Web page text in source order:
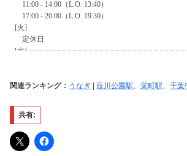
関連ランキング： うなぎ 葭川公園駅、 栄町駅、 千葉
共有: